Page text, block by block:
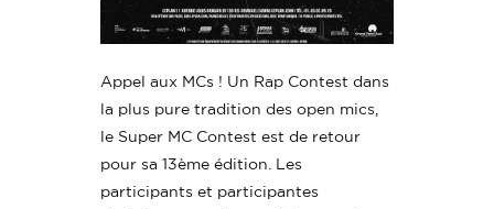
Appel aux MCs ! Un Rap Contest dans
la plus pure tradition des open mics,
le Super MC Contest est de retour
pour sa 13ème édition. Les
participants et participantes